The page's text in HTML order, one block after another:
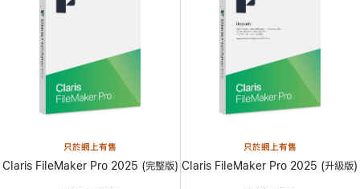
只於網上有售
Claris FileMaker Pro 2025 (完整版)
只於網上有售
Claris FileMaker Pro 2025 (升級版)